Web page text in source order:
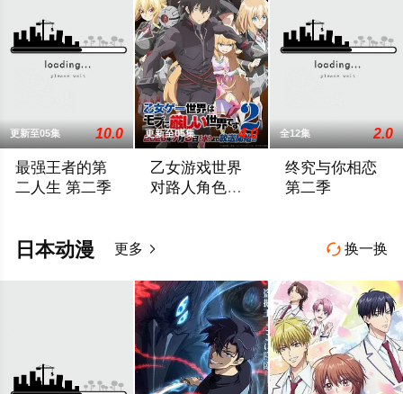
更新至05集 10.0
最强王者的第
二人生 第二季
更新至05集 4.0
乙女游戏世界
对路人角色很
全12集 2.0
终究与你相恋
第二季
 换一换
日本动漫 更多 